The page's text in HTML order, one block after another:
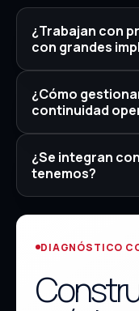
¿Trabajan con
con grandes
¿Cómo
continuidad
¿Se integran
tenemos?
DIAGNÓSTICO